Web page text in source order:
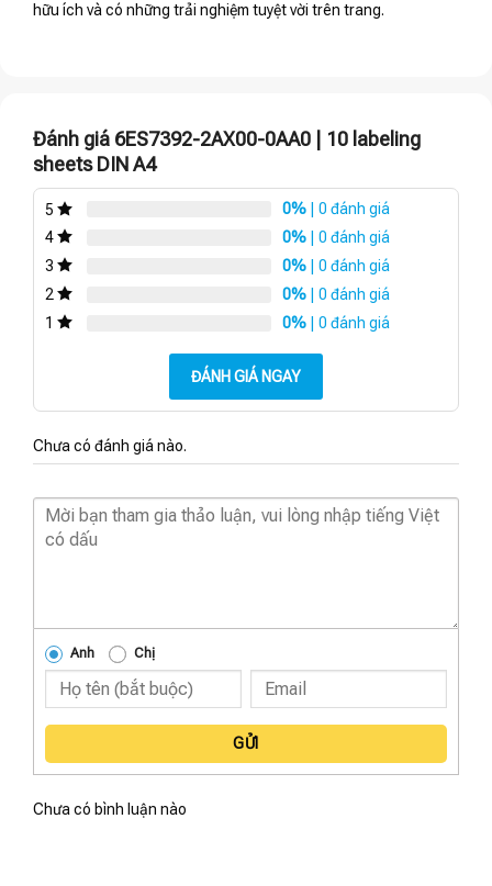
hữu ích và có những trải nghiệm tuyệt vời trên trang.
Đánh giá 6ES7392-2AX00-0AA0 | 10 labeling
sheets DIN A4
5 0% | 0 đánh giá
4
0% | 0 đánh giá
3
0% | 0 đánh giá
2
0% | 0 đánh giá
1
0% | 0 đánh giá
ĐÁNH GIÁ NGAY
Chưa có đánh giá nào.
Anh Chị
GỬI
Chưa có bình luận nào